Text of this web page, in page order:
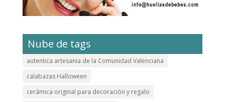
Nube de tags
autentica artesania de la Comunidad Valenciana
calabazas Halloween
cerámica original para decoración y regalo